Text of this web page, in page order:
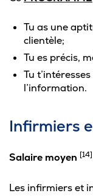
Tu as une
clientèle;
Tu es précis,
Tu
l’information.
Infirmiers
Salaire moyen [14]
Les infirmiers et